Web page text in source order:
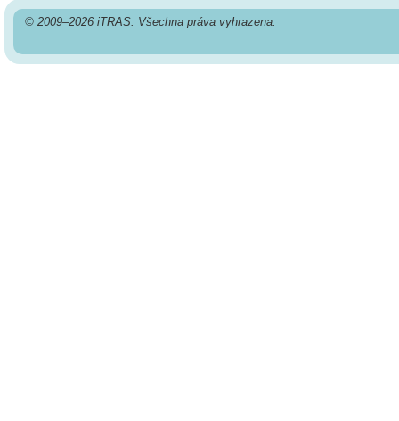
© 2009–2026 iTRAS. Všechna práva vyhrazena.